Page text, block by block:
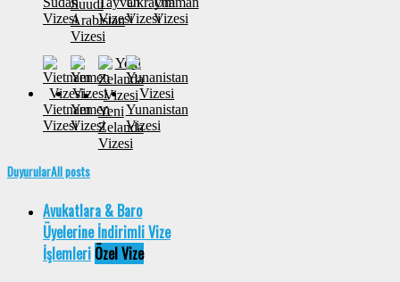
Vizesi
Suudi
Arabistan
Vizesi
VizesiVizesiVizesi
Vietnam
Vizesi
Yemen
Vizesi
Yeni
Zelanda
Vizesi
Yunanistan
Vizesi
DuyurularAll posts
Avukatlara & Baro
Üyelerine İndirimli Vize
İşlemleri Özel Vize